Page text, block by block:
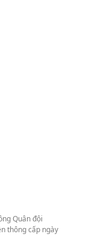
Quân đội
thông cấp ngày